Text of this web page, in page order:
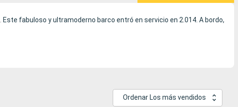
. Este fabuloso y ultramoderno barco entró en servicio en 2.014. A bordo,
Ordenar Los más vendidos